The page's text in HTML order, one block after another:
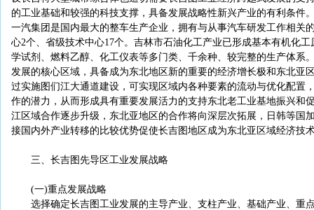
的工业基础和较强的科技支撑，具备发展战略性新兴产业的有利条件
一汽集团是国内最大的整车生产企业，拥有与从事汽车研发工作相关
心2个、省级技术中心17个。吉林市石油化工产业已形成基本有机化
学试剂、燃料乙醇、化工仪表等多门类、千余种、较完整的生产体系
发展的核心区域，具备成为东北地区新的重要的经济增长极和东北亚
过实施图们江大通道建设，可实现区域内各种要素的流动与优化配置
作的潜力，从而形成具有重要发展活力的支持东北老工业基地振兴和
江区域合作逐步升级，东北亚地区的合作将向深层次拓展，日韩等国
接国内外产业转移的比较优势促使长吉图地区成为东北亚区域经济技
三、长吉图先导区工业发展战略
(一)重点发展战略
选择确定长吉图工业发展的主导产业、支柱产业、基础产业、重